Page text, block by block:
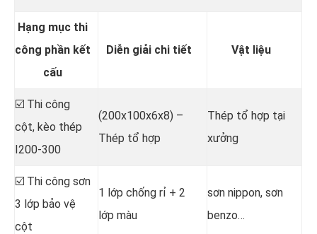
Hạng mục thi
công phần kết
cấu
Diễn giải chi tiết Vật liệu
☑️ Thi công
cột, kèo thép
I200-300
(200x100x6x8) –
Thép tổ hợp
Thép tổ hợp tại
xưởng
☑️ Thi công sơn
3 lớp bảo vệ
cột
1 lớp chống rỉ + 2
lớp màu
sơn nippon, sơn
benzo…